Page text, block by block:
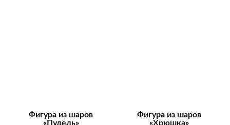
Фигура из шаров
«Пудель»
Фигура из шаров
«Хрюшка»